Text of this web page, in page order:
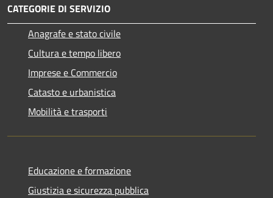
CATEGORIE DI SERVIZIO
Anagrafe e stato civile
Cultura e tempo libero
Imprese e Commercio
Catasto e urbanistica
Mobilità e trasporti
Educazione e formazione
Giustizia e sicurezza pubblica